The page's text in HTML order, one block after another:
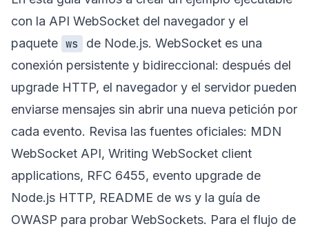
con la API WebSocket del navegador y el
paquete ws
de Node.js. WebSocket es una
conexión persistente y bidireccional: después del
upgrade HTTP, el navegador y el servidor pueden
enviarse mensajes sin abrir una nueva petición por
cada evento. Revisa las fuentes oficiales: MDN
WebSocket API, Writing WebSocket client
applications, RFC 6455, evento upgrade de
Node.js HTTP, README de ws y la guía de
OWASP para probar WebSockets. Para el flujo de